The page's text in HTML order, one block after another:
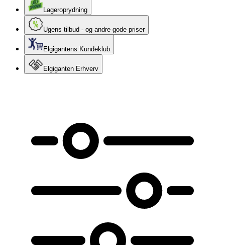
Lageroprydning
Ugens tilbud - og andre gode priser
Elgigantens Kundeklub
Elgiganten Erhverv